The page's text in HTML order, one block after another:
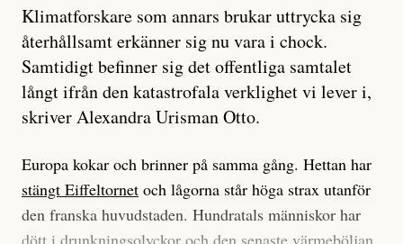
Klimatforskare som annars brukar uttrycka sig
återhållsamt erkänner sig nu vara i chock.
Samtidigt befinner sig det offentliga samtalet
långt ifrån den katastrofala verklighet vi lever i,
skriver Alexandra Urisman Otto.
Europa kokar och brinner på samma gång. Hettan har
stängt Eiffeltornet och lågorna står höga strax utanför
den franska huvudstaden. Hundratals människor har
dött i drunkningsolyckor och den senaste värmeböljan